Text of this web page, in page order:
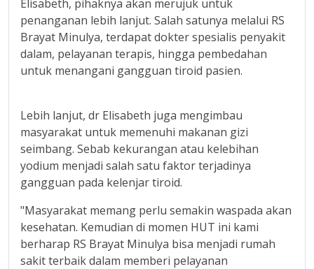
Elisabeth, pihaknya akan merujuk untuk
penanganan lebih lanjut. Salah satunya melalui RS
Brayat Minulya, terdapat dokter spesialis penyakit
dalam, pelayanan terapis, hingga pembedahan
untuk menangani gangguan tiroid pasien.
Lebih lanjut, dr Elisabeth juga mengimbau
masyarakat untuk memenuhi makanan gizi
seimbang. Sebab kekurangan atau kelebihan
yodium menjadi salah satu faktor terjadinya
gangguan pada kelenjar tiroid.
"Masyarakat memang perlu semakin waspada akan
kesehatan. Kemudian di momen HUT ini kami
berharap RS Brayat Minulya bisa menjadi rumah
sakit terbaik dalam memberi pelayanan